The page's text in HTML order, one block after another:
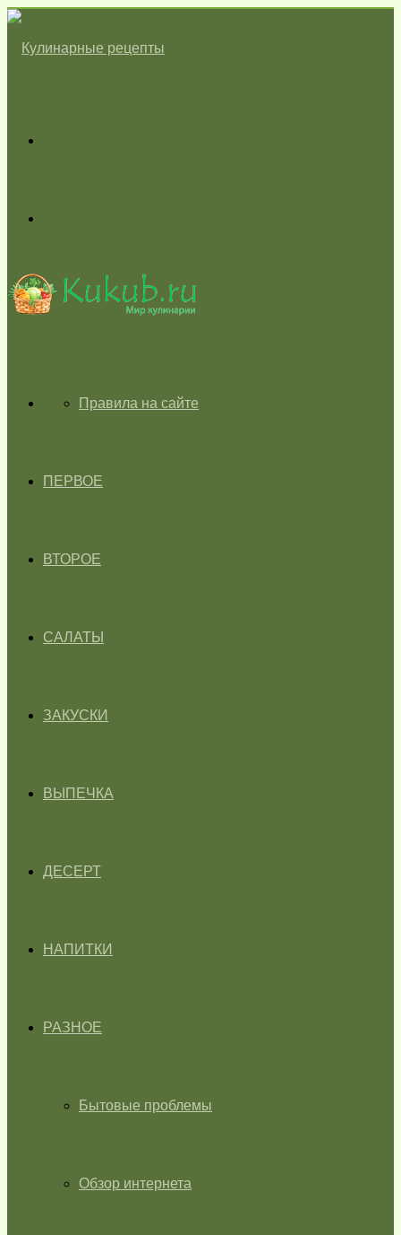
skin
ГЛАВНАЯПравила на сайте
ПЕРВОЕ
ВТОРОЕ
САЛАТЫ
ЗАКУСКИ
ВЫПЕЧКА
ДЕСЕРТ
НАПИТКИ
РАЗНОЕ
Бытовые проблемы
Обзор интернета